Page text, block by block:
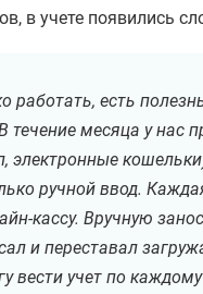
в учете появились
есть
месяца у нас
ручной ввод.
кассу. Вручную
и переставал
учет по каждому